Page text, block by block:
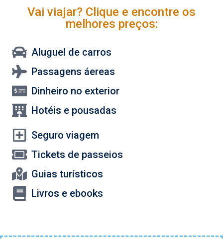
Vai viajar? Clique e encontre os
melhores preços:
Aluguel de carros
Passagens áereas
Dinheiro no exterior
Hotéis e pousadas
Seguro viagem
Tickets de passeios
Guias turísticos
Livros e ebooks